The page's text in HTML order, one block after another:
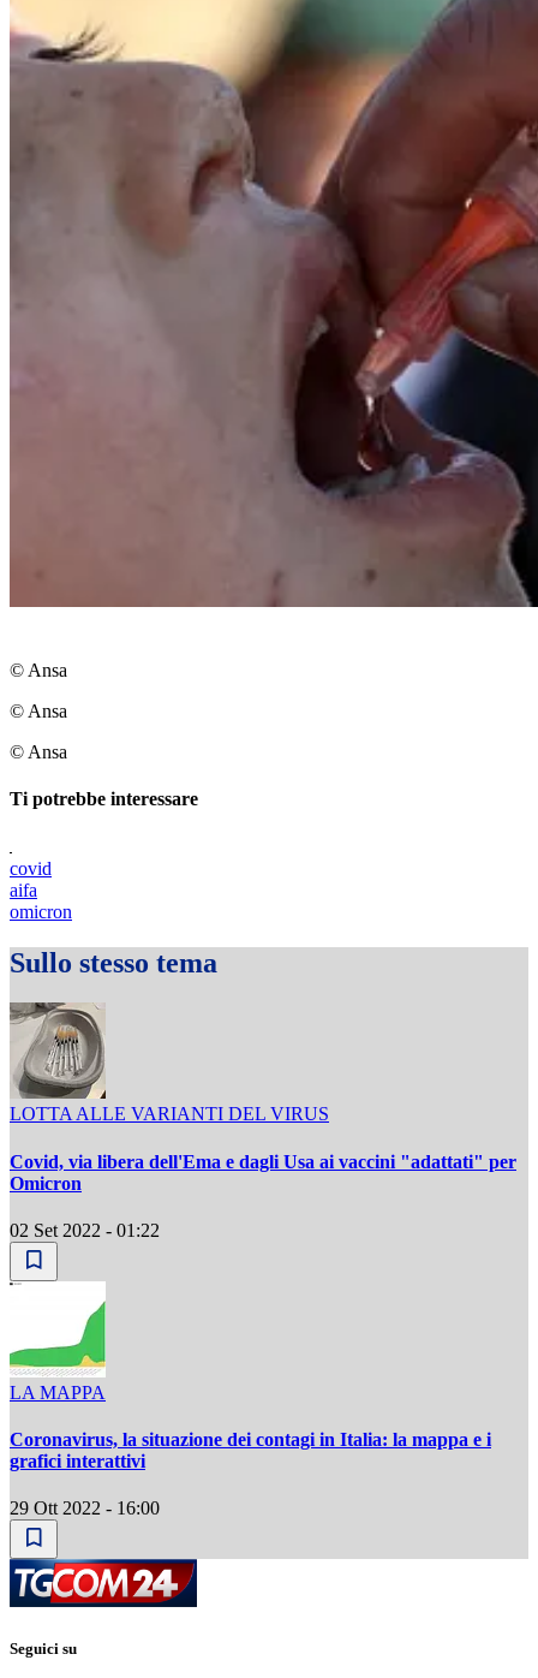
© Ansa
© Ansa
© Ansa
Ti potrebbe interessare
covid
aifa
omicron
Sullo stesso tema
LOTTA ALLE VARIANTI DEL VIRUS
Covid, via libera dell'Ema e dagli Usa ai vaccini "adattati" per
Omicron
02 Set 2022 - 01:22
LA MAPPA
Coronavirus, la situazione dei contagi in Italia: la mappa e i
grafici interattivi
29 Ott 2022 - 16:00
Seguici su